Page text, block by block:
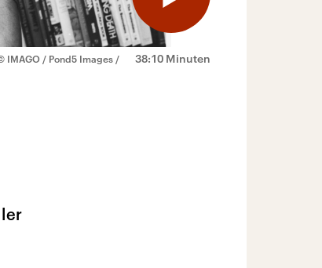
38:10 Minuten
IMAGO / Pond5 Images /